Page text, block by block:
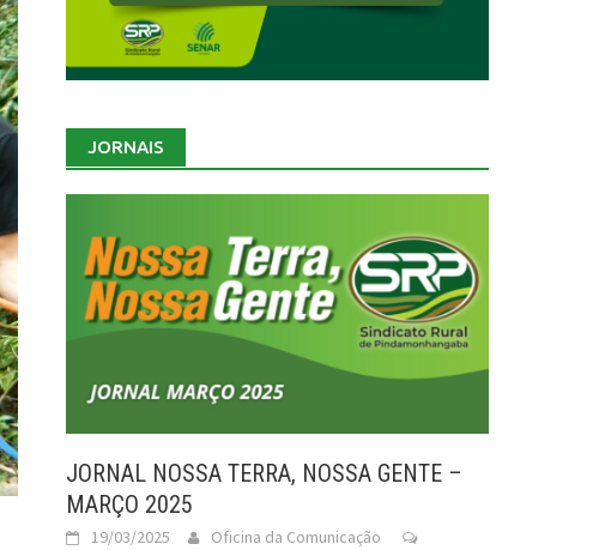
JORNAIS
JORNAL NOSSA TERRA, NOSSA GENTE –
MARÇO 2025
19/03/2025
Oficina da Comunicação